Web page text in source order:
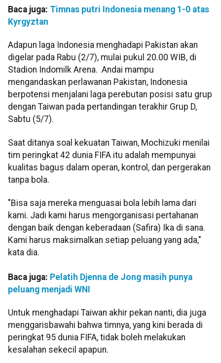
Baca juga: Timnas putri Indonesia menang 1-0 atas
Kyrgyztan
Adapun laga Indonesia menghadapi Pakistan akan
digelar pada Rabu (2/7), mulai pukul 20.00 WIB, di
Stadion Indomilk Arena. Andai mampu
mengandaskan perlawanan Pakistan, Indonesia
berpotensi menjalani laga perebutan posisi satu grup
dengan Taiwan pada pertandingan terakhir Grup D,
Sabtu (5/7).
Saat ditanya soal kekuatan Taiwan, Mochizuki menilai
tim peringkat 42 dunia FIFA itu adalah mempunyai
kualitas bagus dalam operan, kontrol, dan pergerakan
tanpa bola.
"Bisa saja mereka menguasai bola lebih lama dari
kami. Jadi kami harus mengorganisasi pertahanan
dengan baik dengan keberadaan (Safira) Ika di sana.
Kami harus maksimalkan setiap peluang yang ada,"
kata dia.
Baca juga: Pelatih Djenna de Jong masih punya
peluang menjadi WNI
Untuk menghadapi Taiwan akhir pekan nanti, dia juga
menggarisbawahi bahwa timnya, yang kini berada di
peringkat 95 dunia FIFA, tidak boleh melakukan
kesalahan sekecil apapun.